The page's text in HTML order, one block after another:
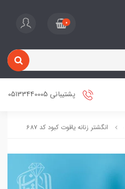
0
پشتیبانی 05133440005
انگشتر زنانه یاقوت کبود کد 687